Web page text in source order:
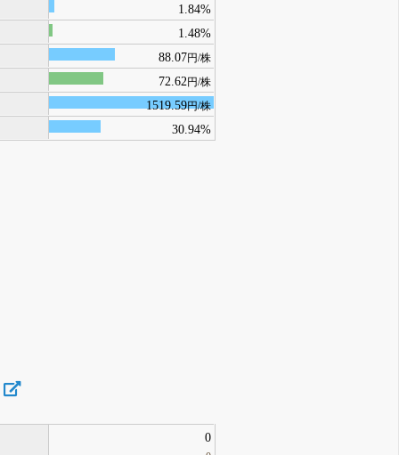
1.84%
1.48%
88.07円/株
72.62 円/株
1519.59円/株
30.94%
0